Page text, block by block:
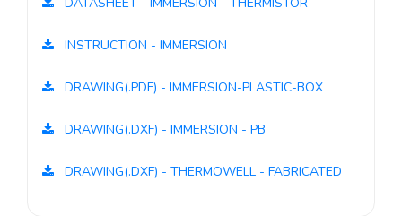
INSTRUCTION - IMMERSION
DRAWING(.PDF) - IMMERSION-PLASTIC-BOX
DRAWING(.DXF) - IMMERSION - PB
DRAWING(.DXF) - THERMOWELL - FABRICATED